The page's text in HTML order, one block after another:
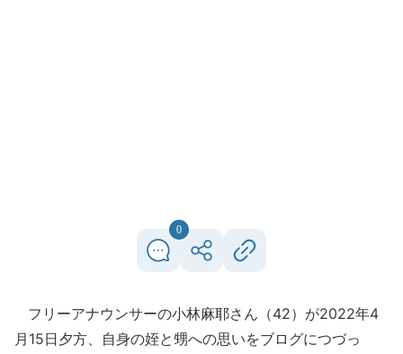
0
フリーアナウンサーの小林麻耶さん（42）が2022年4
月15日夕方、自身の姪と甥への思いをブログにつづっ